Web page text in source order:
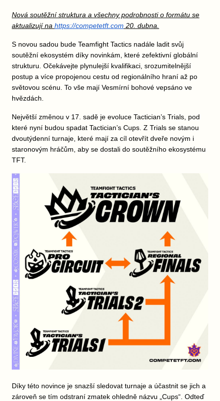
Nová soutěžní struktura a všechny podrobnosti o formátu se
aktualizují na https://competetft.com 20. dubna.
S novou sadou bude Teamfight Tactics nadále ladit svůj
soutěžní ekosystém díky novinkám, které zefektivní globální
strukturu. Očekávejte plynulejší kvalifikaci, srozumitelnější
postup a více propojenou cestu od regionálního hraní až po
světovou scénu. To vše mají Vesmírní bohové vepsáno ve
hvězdách.
Největší změnou v 17. sadě je evoluce Tactician’s Trials, pod
které nyní budou spadat Tactician’s Cups. Z Trials se stanou
dvoutýdenní turnaje, které mají za cíl otevřít dveře novým i
staronovým hráčům, aby se dostali do soutěžního ekosystému
TFT.
Díky této novince je snazší sledovat turnaje a účastnit se jich a
zároveň se tím odstraní zmatek ohledně názvu „Cups“. Odteď